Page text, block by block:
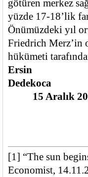
götüren merkez
yüzde 17-18’lik
Önümüzdeki yıl
Friedrich Merz’in
hükümeti
Ersin
15 Aralık
[1] “The sun
Economist,